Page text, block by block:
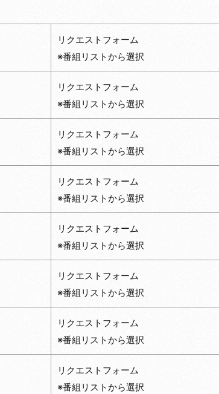
リクエストフォーム
※番組リストから選択
リクエストフォーム
※番組リストから選択
リクエストフォーム
※番組リストから選択
リクエストフォーム
※番組リストから選択
リクエストフォーム
※番組リストから選択
リクエストフォーム
※番組リストから選択
リクエストフォーム
※番組リストから選択
リクエストフォーム
※番組リストから選択